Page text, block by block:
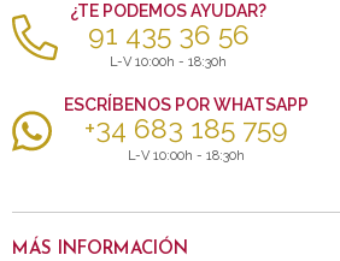
¿TE PODEMOS AYUDAR?
91 435 36 56
L-V 10:00h - 18:30h
ESCRÍBENOS POR WHATSAPP
+34 683 185 759
L-V 10:00h - 18:30h
MÁS INFORMACIÓN